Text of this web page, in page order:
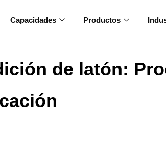
Capacidades Productos
de latón: